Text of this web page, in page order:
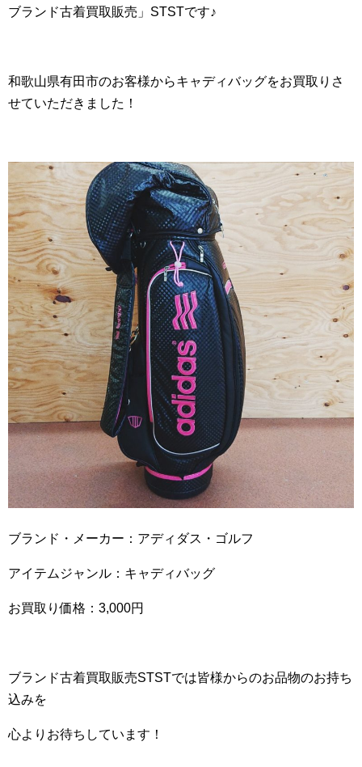
ブランド古着買取販売」STSTです♪
和歌山県有田市のお客様からキャディバッグをお買取りさ
せていただきました！
ブランド・メーカー：アディダス・ゴルフ
アイテムジャンル：キャディバッグ
お買取り価格：3,000円
ブランド古着買取販売STSTでは皆様からのお品物のお持ち
込みを
心よりお待ちしています！